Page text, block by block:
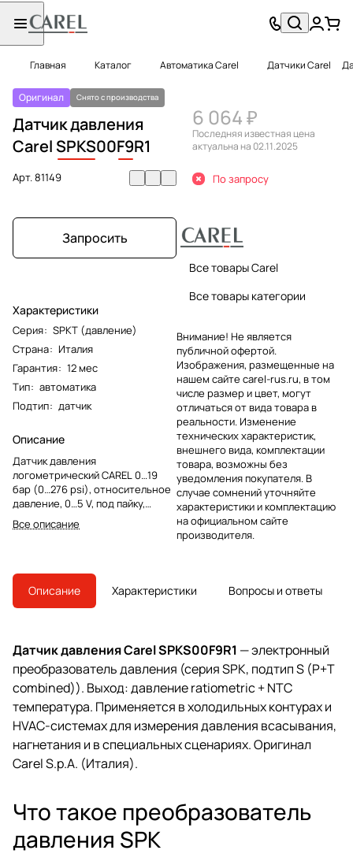
Главная Каталог Автоматика Carel Датчики Carel
Оригинал Снято с производства
Датчик давления
Carel SPKS00F9R1
Арт.81149
Запросить
Характеристики
Серия: SPKT (давление)
Страна: Италия
Гарантия: 12 мес
Тип: автоматика
Подтип: датчик
Описание
Датчик давления
логометрический CAREL 0…19
бар (0…276 psi), относительное
давление, 0…5 V, под пайку,
диаметр 5 мм, упаковка 25 шт
Все описание
6 064 ₽
Последняя известная цена
актуальна на 02.11.2025
По запросу
Все товары Carel
Все товары категории
Внимание! Не является
публичной офертой.
Изображения, размещенные на
нашем сайте carel-rus.ru, в том
числе размер и цвет, могут
отличаться от вида товара в
реальности. Изменение
технических характеристик,
внешнего вида, комплектации
товара, возможны без
уведомления покупателя. В
случае сомнений уточняйте
характеристики и комплектацию
на официальном сайте
производителя.
Описание Характеристики Вопросы и ответы
Датчик давления Carel SPKS00F9R1 — электронный
преобразователь давления (серия SPK, подтип S (P+T
combined)). Выход: давление ratiometric + NTC
температура. Применяется в холодильных контурах и
HVAC-системах для измерения давления всасывания,
нагнетания и в специальных сценариях. Оригинал
Carel S.p.A. (Италия).
Что такое преобразователь
давления SPK